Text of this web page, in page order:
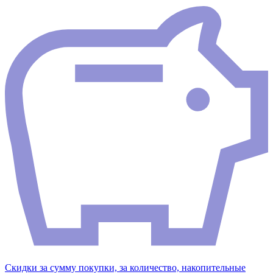
Скидки за сумму покупки, за количество, накопительные